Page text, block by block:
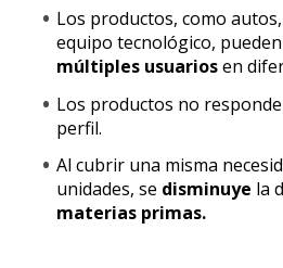
Los productos, como
equipo tecnológico,
múltiples usuariosen
Los productos no
perfil.
Al cubrir una misma
unidades, se disminuye la
materias primas.